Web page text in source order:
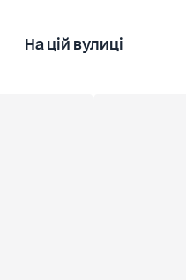
Терміново, прямий
На цій вулиці